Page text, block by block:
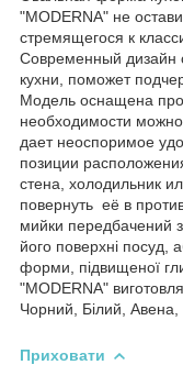
"MODERNA" не
стремящегося к
Современный дизайн
кухни, поможет
Модель оснащена
необходимости
дает неоспоримое
позиции
стена, холодильник
повернуть её в
мийки передбачений
його поверхні посуд,
форми, підвищеної
"MODERNA"
Чорний, Білий,
Приховати